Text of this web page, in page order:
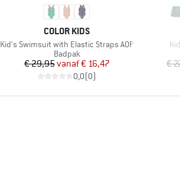
MERK
COLOR KIDS
Artikel
Kid's Swimsuit with Elastic Straps AOP
Productgroep
Badpak
Prijs
€ 29,95 Verlaagde prijs
vanaf€ 16,47
0,0(0)
€